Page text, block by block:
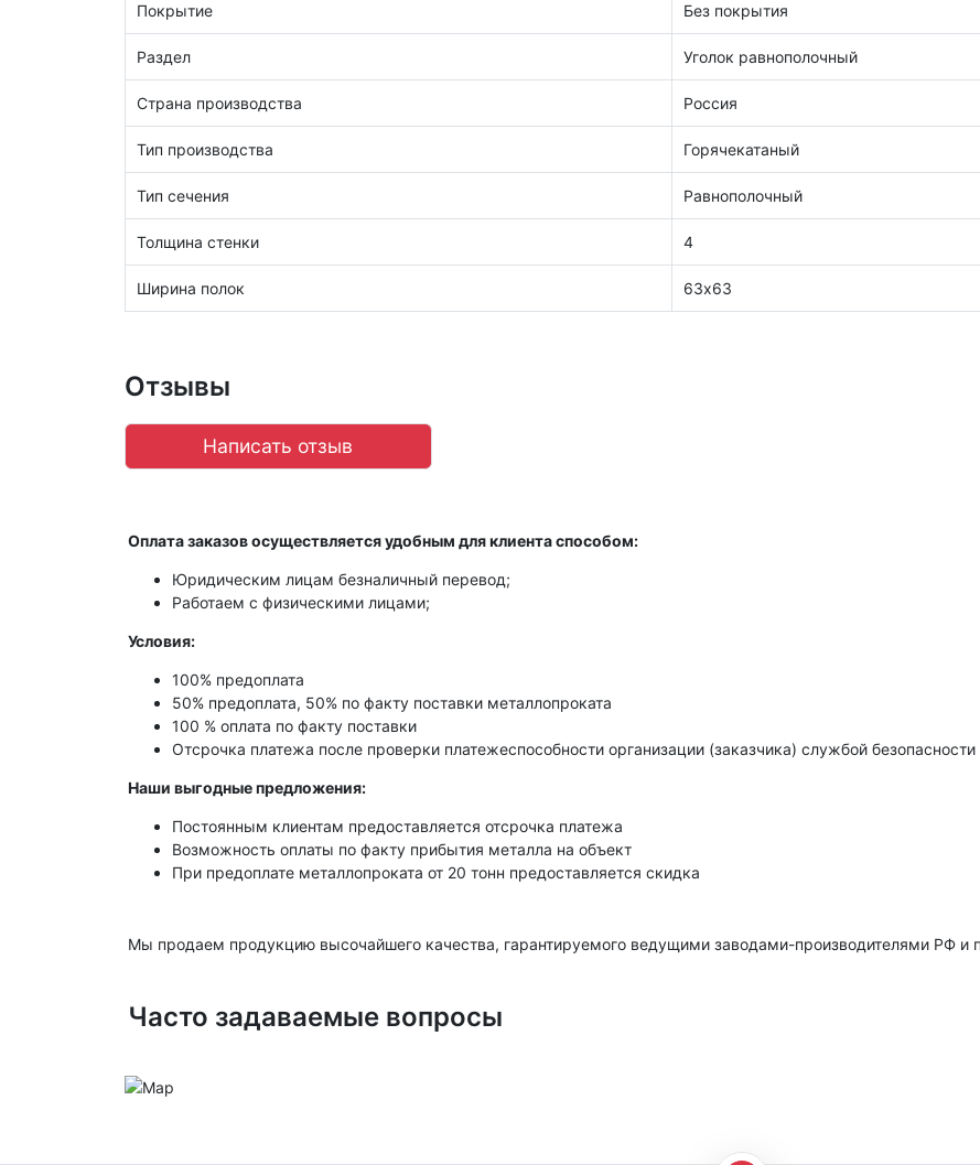
Покрытие Без покрытия
Раздел Уголок равнополочный
Страна производства Россия
Тип производства Горячекатаный
Тип сечения Равнополочный
Толщина стенки 4
Ширина полок 63х63
Отзывы
Написать отзыв
Оплата заказов осуществляется удобным для клиента способом:
Юридическим лицам безналичный перевод;
Работаем с физическими лицами;
Условия:
100% предоплата
50% предоплата, 50% по факту поставки металлопроката
100 % оплата по факту поставки
Отсрочка платежа после проверки платежеспособности организации (заказчика) службой безопасности
Наши выгодные предложения:
Постоянным клиентам предоставляется отсрочка платежа
Возможность оплаты по факту прибытия металла на объект
При предоплате металлопроката от 20 тонн предоставляется скидка
Мы продаем продукцию высочайшего качества, гарантируемого ведущими заводами-производителями РФ
Часто задаваемые вопросы